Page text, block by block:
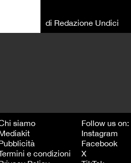
di Redazione Undici
siamo
e condizioni
Follow us on:
Instagram
Facebook
X